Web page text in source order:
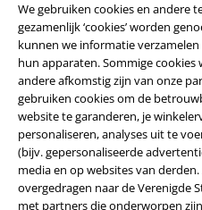
We gebruiken cookies en andere
gezamenlijk ‘cookies’ worden
kunnen we informatie
hun apparaten. Sommige
andere afkomstig zijn van onze
gebruiken cookies om de
website te garanderen, je
personaliseren, analyses uit te
(bijv. gepersonaliseerde
media en op websites van
overgedragen naar de Verenigde
met partners die onderworpen
Legal
Algemene Voorwaarden
Bedrijfsgegevens
Privacyverklaring